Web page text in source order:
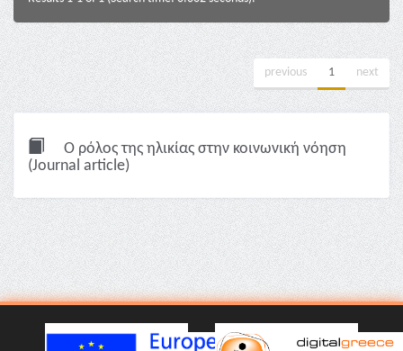
previous 1 next
O ρόλος της ηλικίας στην κοινωνική νόηση
(Journal article)